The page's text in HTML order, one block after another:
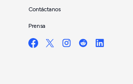
Contáctanos
Prensa